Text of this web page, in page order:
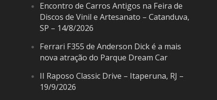
Encontro de Carros Antigos na Feira de
Discos de Vinil e Artesanato – Catanduva,
SP – 14/8/2026
Ferrari F355 de Anderson Dick é a mais
nova atração do Parque Dream Car
II Raposo Classic Drive – Itaperuna, RJ –
19/9/2026